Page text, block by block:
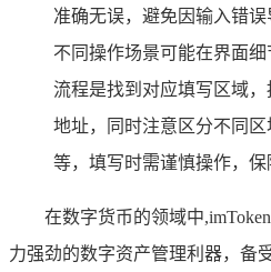
准确无误，避免因输入错误
不同操作场景可能在界面
流程是找到对应填写区域
地址，同时注意区分不同
等，填写时需谨慎操作，保
在数字货币的领域中
力强劲的数字资产管理利器，备